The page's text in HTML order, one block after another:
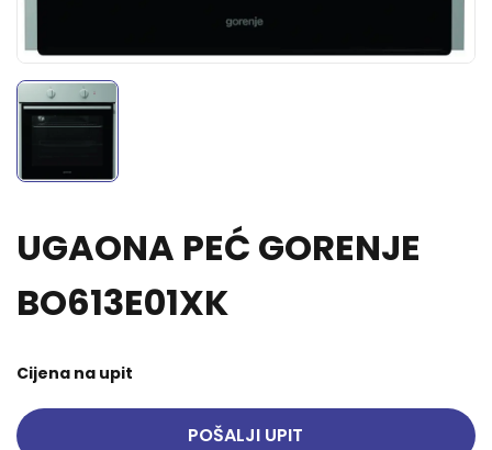
UGAONA PEĆ GORENJE
BO613E01XK
Cijena na upit
POŠALJI UPIT